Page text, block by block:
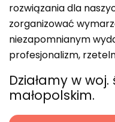
rozwiązania dla
zorganizować
niezapomnianym
profesjonalizm,
Działamy w
małopolskim.